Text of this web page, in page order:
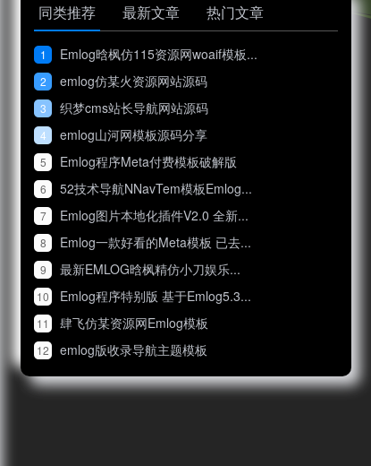
同类推荐 最新文章 热门文章
1 Emlog晗枫仿115资源网woaif模板...
2 emlog仿某火资源网站源码
3 织梦cms站长导航网站源码
4 emlog山河网模板源码分享
5 Emlog程序Meta付费模板破解版
6 52技术导航NNavTem模板Emlog...
7 Emlog图片本地化插件V2.0 全新...
8 Emlog一款好看的Meta模板 已去...
9 最新EMLOG晗枫精仿小刀娱乐...
10 Emlog程序特别版 基于Emlog5.3...
11 肆飞仿某资源网Emlog模板
12 emlog版收录导航主题模板